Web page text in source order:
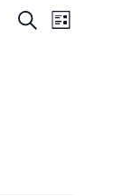
SucheListe